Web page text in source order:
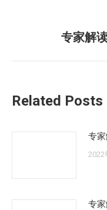
专家解
Related Posts
专
2022
专